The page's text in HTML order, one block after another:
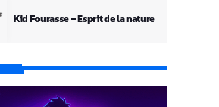
Kid Fourasse – Esprit de la nature